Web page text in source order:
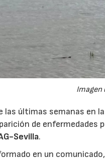
Imagen
las últimas semanas en
de enfermedades
Sevilla.
en un